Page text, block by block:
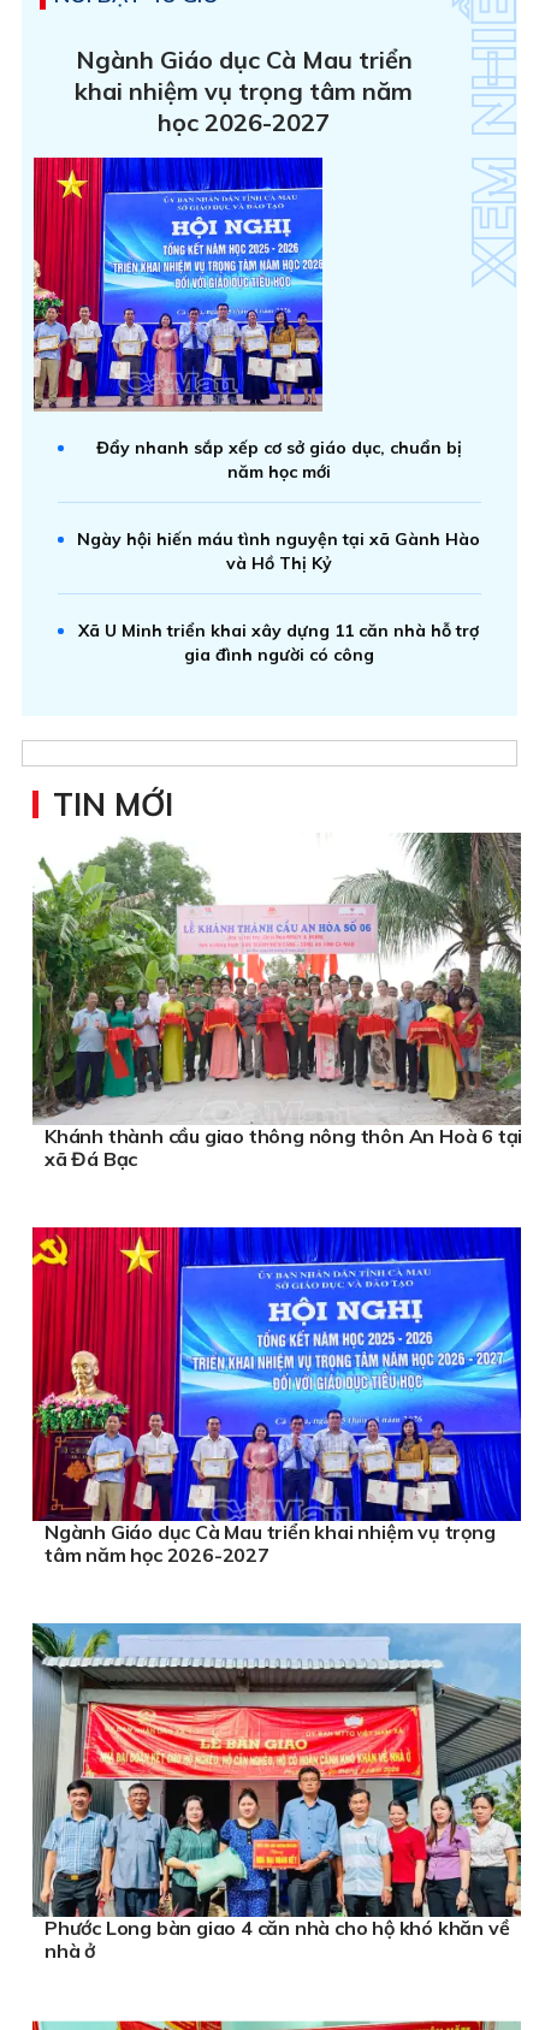
Ngành Giáo dục Cà Mau triển
khai nhiệm vụ trọng tâm năm
học 2026-2027
Đẩy nhanh sắp xếp cơ sở giáo dục, chuẩn bị
năm học mới
Ngày hội hiến máu tình nguyện tại xã Gành Hào
và Hồ Thị Kỷ
Xã U Minh triển khai xây dựng 11 căn nhà hỗ trợ
gia đình người có công
TIN MỚI
Khánh thành cầu giao thông nông thôn An Hoà 6 tại
xã Đá Bạc
Ngành Giáo dục Cà Mau triển khai nhiệm vụ trọng
tâm năm học 2026-2027
Phước Long bàn giao 4 căn nhà cho hộ khó khăn về
nhà ở